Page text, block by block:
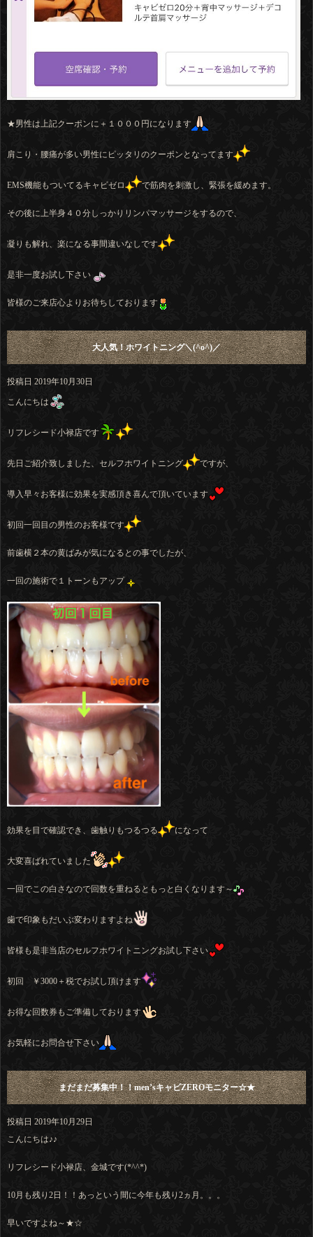
★男性は上記クーポンに＋１０００円になります
肩こり・腰痛が多い男性にピッタリのクーポンとなってます
EMS機能もついてるキャビゼロ で筋肉を刺激し、緊張を緩めます。
その後に上半身４０分しっかりリンパマッサージをするので、
凝りも解れ、楽になる事間違いなしです
是非一度お試し下さい
皆様のご来店心よりお待ちしております
大人気！ホワイトニング＼(^o^)／
投稿日 2019年10月30日
こんにちは
リフレシード小禄店です
先日ご紹介致しました、セルフホワイトニング ですが、
導入早々お客様に効果を実感頂き喜んで頂いています
初回一回目の男性のお客様です
前歯横２本の黄ばみが気になるとの事でしたが、
一回の施術で１トーンもアップ
効果を目で確認でき、歯触りもつるつる になって
大変喜ばれていました
一回でこの白さなので回数を重ねるともっと白くなります～
歯で印象もだいぶ変わりますよね
皆様も是非当店のセルフホワイトニングお試し下さい
初回 ￥3000＋税でお試し頂けます
お得な回数券もご準備しております
お気軽にお問合せ下さい
まだまだ募集中！！men’sキャビZEROモニター☆★
投稿日 2019年10月29日
こんにちは♪♪
リフレシード小禄店、金城です(*^^*)
10月も残り2日！！あっという間に今年も残り2ヵ月。。。
早いですよね～★☆